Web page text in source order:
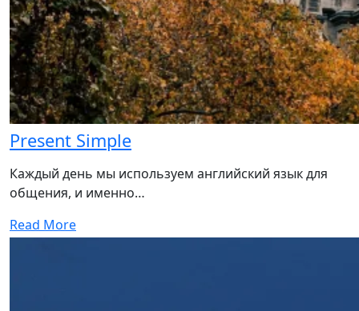
Present Simple
Каждый день мы используем английский язык для
общения, и именно…
Read More